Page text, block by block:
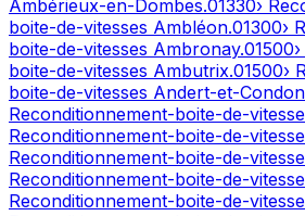
Ambérieux-en-Dombes.01330›
boite-de-vitesses Ambléon.01300›
boite-de-vitesses Ambronay.01500
boite-de-vitesses Ambutrix.01500›
boite-de-vitesses Andert-et-Condon
Reconditionnement-boite-de-
Reconditionnement-boite-de-
Reconditionnement-boite-de-
Reconditionnement-boite-de-
Reconditionnement-boite-de-